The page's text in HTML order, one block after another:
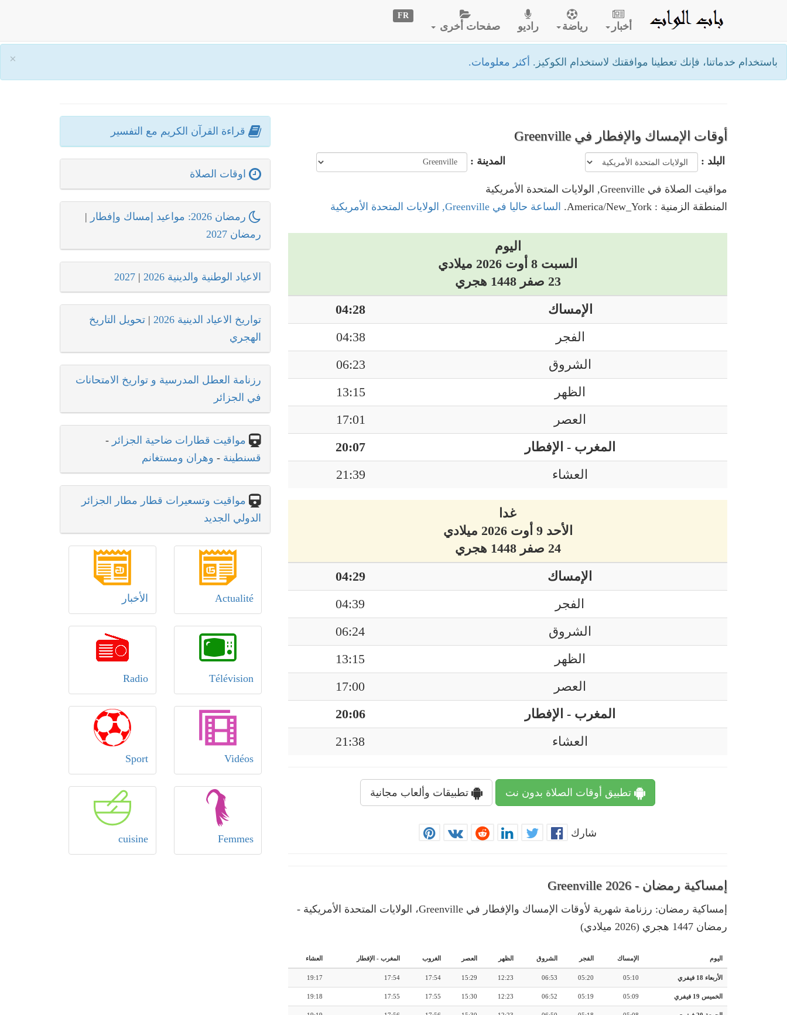
× باستخدام خدماتنا، فإنك تعطينا موافقتك لاستخدام الكوكيز. أكثر معلومات.
أخبار رياضة راديو صفحات أخرى
FR
أوقات الإمساك والإفطار في Greenville
البلد : المدينة :
مواقيت الصلاة في Greenville, الولايات المتحدة الأمريكية
المنطقة الزمنية : America/New_York.
الساعة حاليا في Greenville, الولايات المتحدة الأمريكية
اليوم
السبت 8 أوت 2026 ميلادي
23 صفر 1448 هجري
الإمساك
04:28
الفجر
04:38
الشروق
06:23
الظهر
13:15
العصر
17:01
المغرب - الإفطار
20:07
العشاء
21:39
غدا
الأحد 9 أوت 2026 ميلادي
24 صفر 1448 هجري
الإمساك
04:29
الفجر
04:39
الشروق
06:24
الظهر
13:15
العصر
17:00
المغرب - الإفطار
20:06
العشاء
21:38
تطبيق أوقات الصلاة بدون نت تطبيقات وألعاب مجانية
شارك
إمساكية رمضان - Greenville 2026
إمساكية رمضان: رزنامة شهرية لأوقات الإمساك والإفطار في Greenville، الولايات المتحدة الأمريكية -
رمضان 1447 هجري (2026 ميلادي)
اليوم الإمساك الفجر الشروق الظهر العصر الغروب المغرب - الإفطار العشاء
الأربعاء 18 فيفري 05:10
05:20
06:53
12:23
15:29
17:54
17:54
19:17
الخميس 19 فيفري 05:09
05:19
06:52
12:23
15:30
17:55
17:55
19:18
قراءة القرآن الكريم مع التفسير
اوقات الصلاة
رمضان 2026: مواعيد إمساك وإفطار
|
رمضان 2027
الاعياد الوطنية والدينية 2026 |
2027
تواريخ الاعياد الدينية 2026 | تحويل التاريخ
الهجري
رزنامة العطل المدرسية و تواريخ الامتحانات
في الجزائر
مواقيت قطارات ضاحية الجزائر -
قسنطينة - وهران ومستغانم
مواقيت وتسعيرات قطار مطار الجزائر
الدولي الجديد
Actualité الأخبار
Télévision
Radio
Vidéos
Sport
Femmes
cuisine